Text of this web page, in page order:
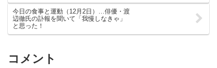
今日の食事と運動（12月2日）…俳優・渡
辺徹氏の訃報を聞いて「我慢しなきゃ」
と思った！
コメント